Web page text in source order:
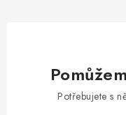
Potřebujete s